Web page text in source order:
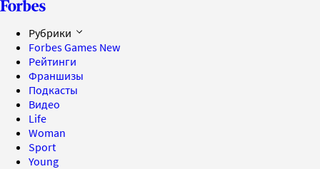
Рубрики
Forbes Games New
Рейтинги
Франшизы
Подкасты
Видео
Life
Woman
Sport
Young